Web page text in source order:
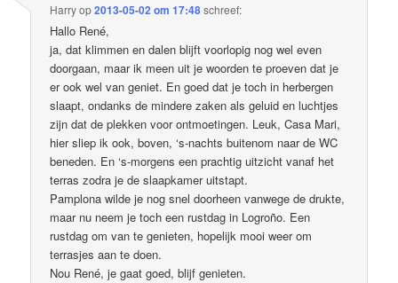
Harryop2013-05-02 om 17:48schreef:
Hallo René,
ja, dat klimmen en dalen blijft voorlopig nog wel even
doorgaan, maar ik meen uit je woorden te proeven dat je
er ook wel van geniet. En goed dat je toch in herbergen
slaapt, ondanks de mindere zaken als geluid en luchtjes
zijn dat de plekken voor ontmoetingen. Leuk, Casa Mari,
hier sliep ik ook, boven, ‘s-nachts buitenom naar de WC
beneden. En ‘s-morgens een prachtig uitzicht vanaf het
terras zodra je de slaapkamer uitstapt.
Pamplona wilde je nog snel doorheen vanwege de drukte,
maar nu neem je toch een rustdag in Logroño. Een
rustdag om van te genieten, hopelijk mooi weer om
terrasjes aan te doen.
Nou René, je gaat goed, blijf genieten.